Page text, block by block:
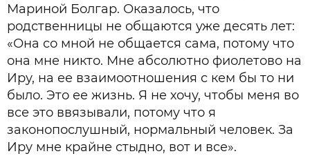
Мариной Болгар. Оказалось, что
родственницы не общаются уже десять лет:
«Она со мной не общается сама, потому что
она мне никто. Мне абсолютно фиолетово на
Иру, на ее взаимоотношения с кем бы то ни
было. Это ее жизнь. Я не хочу, чтобы меня во
все это ввязывали, потому что я
законопослушный, нормальный человек. За
Иру мне крайне стыдно, вот и все».